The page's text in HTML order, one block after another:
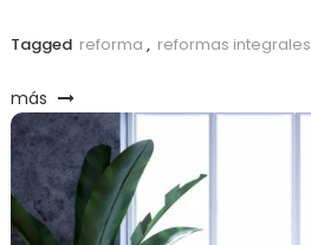
Tagged reforma , reformas integrales
más